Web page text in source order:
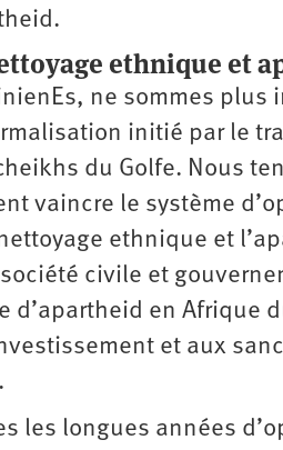
ethnique et
ne sommes plus
initié par le
du Golfe. Nous
vaincre le système
ethnique et
civile et
d’apartheid en Afrique
et aux
les longues années